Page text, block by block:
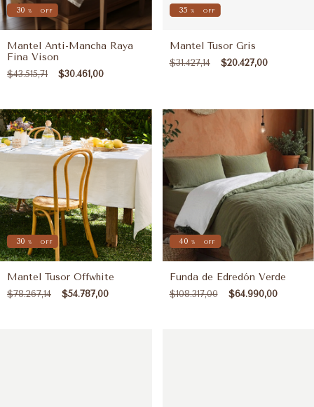
30 % OFF
Mantel Anti-Mancha Raya
Fina Vison
$43.515,71 $30.461,00
35 % OFF
Mantel Tusor Gris
$31.427,14 $20.427,00
30 % OFF
Mantel Tusor Offwhite
$78.267,14 $54.787,00
40 % OFF
Funda de Edredón Verde
$108.317,00 $64.990,00